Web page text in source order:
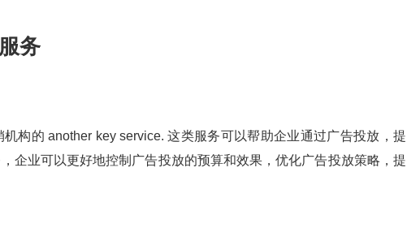
务
构的 another key service. 这类服务可以帮助企业通过广告投放，提
企业可以更好地控制广告投放的预算和效果，优化广告投放策略，提